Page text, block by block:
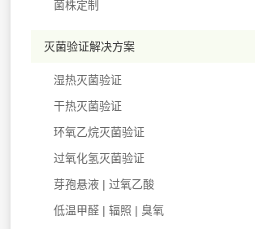
菌株定制
灭菌验证解决方案
湿热灭菌验证
干热灭菌验证
环氧乙烷灭菌验证
过氧化氢灭菌验证
芽孢悬液 | 过氧乙酸
低温甲醛 | 辐照 | 臭氧